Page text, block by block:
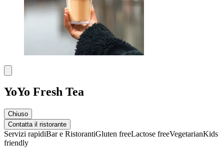
YoYo Fresh Tea
Chiuso
Contatta il ristorante
Servizi rapidiBar e RistorantiGluten freeLactose freeVegetarianKids
friendly